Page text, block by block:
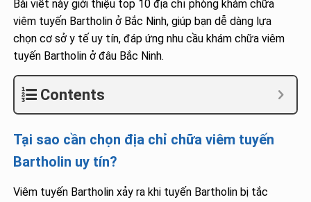
Bài viết này giới thiệu top 10 địa chỉ phòng khám chữa
viêm tuyến Bartholin ở Bắc Ninh, giúp bạn dễ dàng lựa
chọn cơ sở y tế uy tín, đáp ứng nhu cầu khám chữa viêm
tuyến Bartholin ở đâu Bắc Ninh.
Contents
Tại sao cần chọn địa chỉ chữa viêm tuyến
Bartholin uy tín?
Viêm tuyến Bartholin xảy ra khi tuyến Bartholin bị tắc